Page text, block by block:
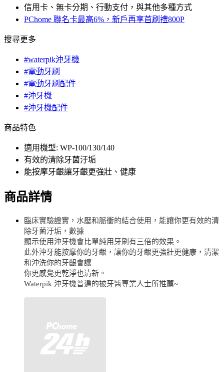
信用卡、無卡分期、行動支付，與其他多種方式
PChome 聯名卡最高6%，新戶再享首刷禮800P
搜尋更多
#waterpik沖牙機
#電動牙刷
#電動牙刷配件
#沖牙機
#沖牙機配件
商品特色
適用機型: WP-100/130/140
有效的清除牙菌汙垢
能按摩牙齦讓牙齦更強壯、健康
商品詳情
臨床實驗證實，水壓和脈衝的結合使用，能讓你更有效的清
除牙菌汙垢，數據
顯示使用沖牙機會比單純用牙刷有三倍的效果。
此外沖牙能按摩你的牙齦，讓你的牙齦更強壯更健康，清潔
和沖洗你的牙齦會讓
你更感覺更乾淨也清新。
Waterpik 沖牙機普遍的被牙醫專業人士所推薦~